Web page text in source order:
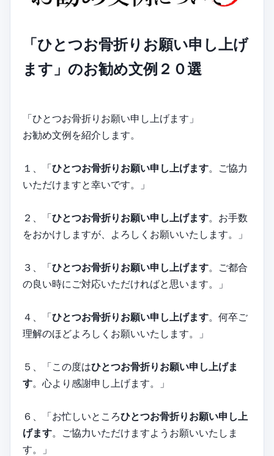
「ひとつお骨折りお願い申し上げ
ます」のお勧め文例２０選
「ひとつお骨折りお願い申し上げます」
お勧め文例を紹介します。
１、「ひとつお骨折りお願い申し上げます。ご協力
いただけますと幸いです。」
２、「ひとつお骨折りお願い申し上げます。お手数
をおかけしますが、よろしくお願いいたします。」
３、「ひとつお骨折りお願い申し上げます。ご都合
の良い時にご対応いただければと思います。」
４、「ひとつお骨折りお願い申し上げます。何卒ご
理解のほどよろしくお願いいたします。」
５、「この度はひとつお骨折りお願い申し上げま
す。心より感謝申し上げます。」
６、「お忙しいところひとつお骨折りお願い申し上
げます。ご協力いただけますようお願いいたしま
す。」